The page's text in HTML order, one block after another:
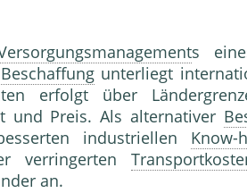
s
Beschaffungunterliegt
erfolgt über
und Preis. Als alternativer
industriellen Know-
verringerten
an.